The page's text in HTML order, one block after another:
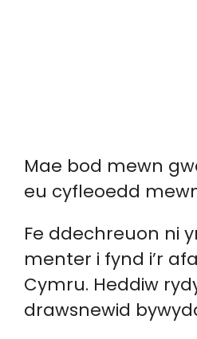
Mae bod mewn
eu cyfleoedd
Fe ddechreuon ni
menter i fynd i’r
Cymru. Heddiw
drawsnewid